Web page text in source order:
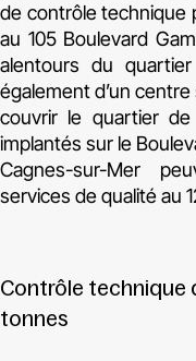
de contrôle technique
au 105 Boulevard
alentours du
également d’un
couvrir le quartier
implantés sur le
Cagnes-sur-Mer
services de qualité au
Contrôle technique
tonnes